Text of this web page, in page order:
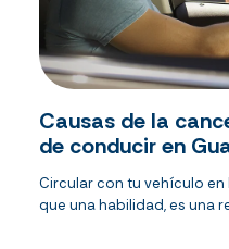
Causas de la
de conducir en
Circular con tu vehículo en
que una habilidad, es una